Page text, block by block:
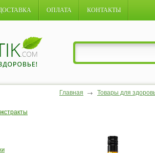
ОПЛАТА КОНТАКТЫ
Главная Товары для